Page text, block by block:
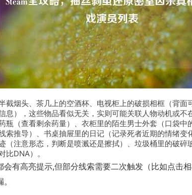
截烟头、茶几上的空酒杯、电视柜上的破损相框（背
息），这些物品看似无关，实则可能关联人物动机或不
瓶（查看剩余药量）、衣柜里的陌生男士外套（口袋
索推导）、书桌抽屉里的日记（记录死者近期的情绪变
（注意形态，判断是喷溅还是擦拭）、垃圾桶里的破碎
比DNA）。
会有高亮提示,但部分线索需要二次触发（比如点击